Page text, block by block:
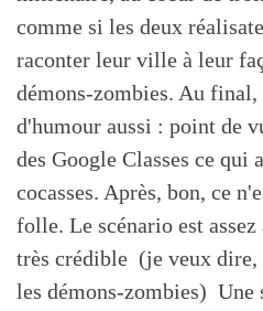
comme si les deux
raconter leur ville à leur
démons-zombies. Au final,
d'humour aussi : point de
des Google Classes ce qui
cocasses. Après, bon, ce
folle. Le scénario est
très crédible (je veux dire,
les démons-zombies) Une